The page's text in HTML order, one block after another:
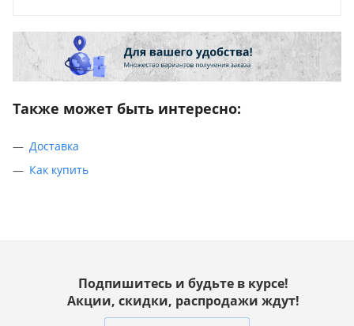
Также может быть интересно:
Доставка
Как купить
Подпишитесь и будьте в курсе!
Акции, скидки, распродажи ждут!